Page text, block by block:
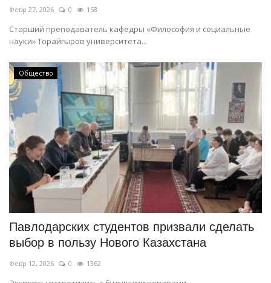
Февр 27, 2026 0 158
Старший преподаватель кафедры «Философия и социальные
науки» Торайгыров университета...
Общество
Павлодарских студентов призвали сделать
выбор в пользу Нового Казахстана
Февр 12, 2026 0 1362